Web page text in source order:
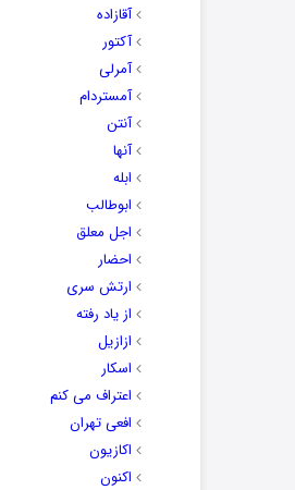
آقازاده
آکتور
آمرلی
آمستردام
آنتن
آنها
ابله
ابوطالب
اجل معلق
احضار
ارتش سری
از یاد رفته
ازازیل
اسکار
اعتراف می کنم
افعی تهران
اکازیون
اکنون